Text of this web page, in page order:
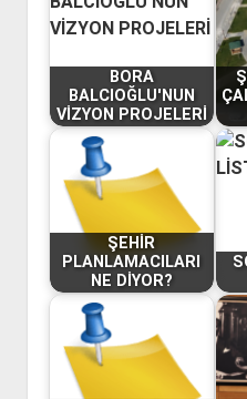
BORA
BALCIOĞLU'NUN
VİZYON PROJELERİ
ŞEHİR
PLANLAMACILARI
NE DİYOR?